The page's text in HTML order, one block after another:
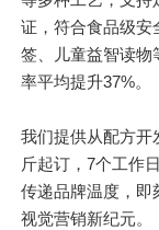
证，符合食品级安
签、儿童益智读物
率平均提升37%。
我们提供从配方开
斤起订，7个工作
传递品牌温度，即
视觉营销新纪元。